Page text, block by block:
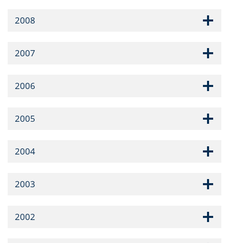
2008
2007
2006
2005
2004
2003
2002